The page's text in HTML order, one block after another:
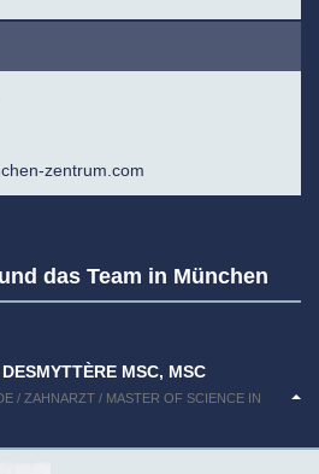
zentrum.com
das Team in München
MSC, MSC
/ ZAHNARZT / MASTER OF SCIENCE IN